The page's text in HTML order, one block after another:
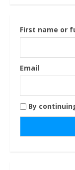
First name or
Email
By